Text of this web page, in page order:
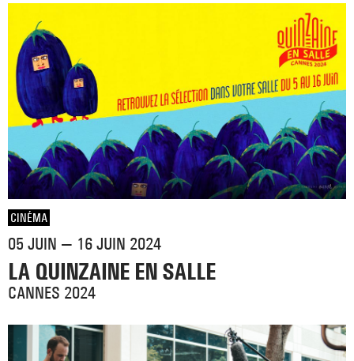
CINÉMA
05 JUIN — 16 JUIN 2024
LA QUINZAINE EN SALLE
CANNES 2024